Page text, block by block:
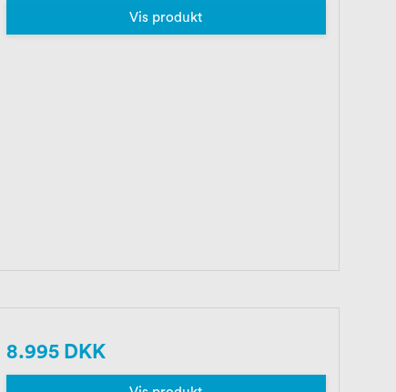
Vis produkt
8.995 DKK